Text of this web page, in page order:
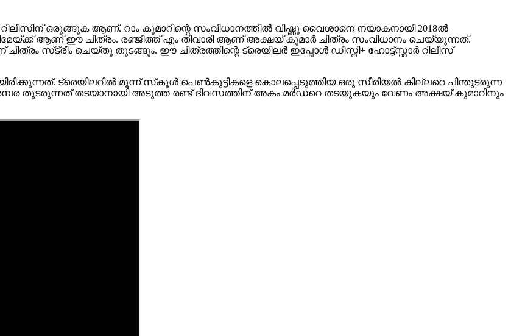
ഒരുങ്ങുക ആണ്. റാം കുമാറിന്റെ സംവിധാനത്തിൽ വിഷ്ണു വൈശാനെ നയാകനായി 2018ൽ
റീമേയ്ക്ക് ആണ് ഈ ചിത്രം. രഞ്ജിത്ത് എം തിവാരി ആണ് അക്ഷയ് കുമാർ ചിത്രം സംവിധാനം ചെയ്യുന്നത്.
ചിത്രം സ്‌ട്രീം ചെയ്തു തുടങ്ങും. ഈ ചിത്രത്തിന്റെ ട്രെയിലർ ഇപ്പോൾ ഡിസ്നി+ ഹോട്ട്സ്റ്റാർ റിലീസ്
ട്രെയിലറിൽ മൂന്ന് സ്‌കൂൾ പെൺകുട്ടികളെ കൊലപ്പെടുത്തിയ ഒരു സീരിയൽ കില്ലറെ പിന്തുടരുന്ന
തുടരുന്നത് തടയാനായി അടുത്ത രണ്ട് ദിവസത്തിന് അകം മർഡറെ തടയുകയും വേണം അക്ഷയ് കുമാറിനും